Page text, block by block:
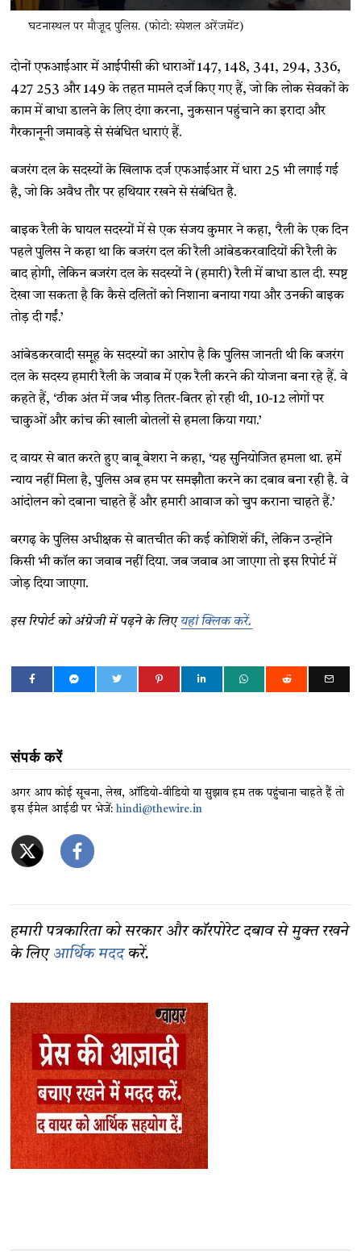
घटनास्थल पर मौजूद पुलिस. (फोटो: स्पेशल अरेंजमेंट)
दोनों एफआईआर में आईपीसी की धाराओं 147, 148, 341, 294, 336,
427 253 और 149 के तहत मामले दर्ज किए गए हैं, जो कि लोक सेवकों के
काम में बाधा डालने के लिए दंगा करना, नुकसान पहुंचाने का इरादा और
गैरकानूनी जमावड़े से संबंधित धाराएं हैं.
बजरंग दल के सदस्यों के खिलाफ दर्ज एफआईआर में धारा 25 भी लगाई गई
है, जो कि अवैध तौर पर हथियार रखने से संबंधित है.
बाइक रैली के घायल सदस्यों में से एक संजय कुमार ने कहा, ‘रैली के एक दिन
पहले पुलिस ने कहा था कि बजरंग दल की रैली आंबेडकरवादियों की रैली के
बाद होगी, लेकिन बजरंग दल के सदस्यों ने (हमारी) रैली में बाधा डाल दी. स्पष्ट
देखा जा सकता है कि कैसे दलितों को निशाना बनाया गया और उनकी बाइक
तोड़ दी गईं.’
आंबेडकरवादी समूह के सदस्यों का आरोप है कि पुलिस जानती थी कि बजरंग
दल के सदस्य हमारी रैली के जवाब में एक रैली करने की योजना बना रहे हैं. वे
कहते हैं, ‘ठीक अंत में जब भीड़ तितर-बितर हो रही थी, 10-12 लोगों पर
चाकुओं और कांच की खाली बोतलों से हमला किया गया.’
द वायर से बात करते हुए बाबू बेशरा ने कहा, ‘यह सुनियोजित हमला था. हमें
न्याय नहीं मिला है, पुलिस अब हम पर समझौता करने का दबाव बना रही है. वे
आंदोलन को दबाना चाहते हैं और हमारी आवाज को चुप कराना चाहते हैं.’
बरगढ़ के पुलिस अधीक्षक से बातचीत की कई कोशिशें कीं, लेकिन उन्होंने
किसी भी कॉल का जवाब नहीं दिया. जब जवाब आ जाएगा तो इस रिपोर्ट में
जोड़ दिया जाएगा.
इस रिपोर्ट को अंग्रेजी में पढ़ने के लिएयहां क्लिक करें.
संपर्क करें
अगर आप कोई सूचना, लेख, ऑडियो-वीडियो या सुझाव हम तक पहुंचाना चाहते हैं तो
इस ईमेल आईडी पर भेजें:hindi@thewire.in
हमारी पत्रकारिता को सरकार और कॉरपोरेट दबाव से मुक्त रखने
के लिए आर्थिक मददकरें.